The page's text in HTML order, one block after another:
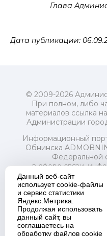
Глава
Дата публикации:
© 2009-2026
При полном, либо
материалов ссылка
Администрации
Информационный
Обнинска
Федеральной
в сфере связи,
и массовых
Свидетельство о
Учредитель:
распорядительный
Обнинск". Главный
Данный веб-сайт
использует cookie-файлы
и сервис статистики
Яндекс.Метрика.
Продолжая использовать
данный сайт, вы
соглашаетесь на
обработку файлов cookie